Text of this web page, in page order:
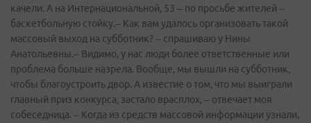
качели. А на Интернациональной, 53 – по просьбе жителей –
баскетбольную стойку.– Как вам удалось организовать такой
массовый выход на субботник? – спрашиваю у Нины
Анатольевны.– Видимо, у нас люди более ответственные или
проблема больше назрела. Вообще, мы вышли на субботник,
чтобы благоустроить двор. А известие о том, что мы выиграли
главный приз конкурса, застало врасплох, – отвечает моя
собеседница. – Когда из средств массовой информации узнали,